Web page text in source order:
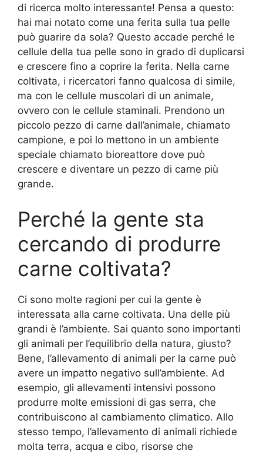
di ricerca molto interessante! Pensa a questo:
hai mai notato come una ferita sulla tua pelle
può guarire da sola? Questo accade perché le
cellule della tua pelle sono in grado di duplicarsi
e crescere fino a coprire la ferita. Nella carne
coltivata, i ricercatori fanno qualcosa di simile,
ma con le cellule muscolari di un animale,
ovvero con le cellule staminali. Prendono un
piccolo pezzo di carne dall’animale, chiamato
campione, e poi lo mettono in un ambiente
speciale chiamato bioreattore dove può
crescere e diventare un pezzo di carne più
grande.
Perché la gente sta
cercando di produrre
carne coltivata?
Ci sono molte ragioni per cui la gente è
interessata alla carne coltivata. Una delle più
grandi è l’ambiente. Sai quanto sono importanti
gli animali per l’equilibrio della natura, giusto?
Bene, l’allevamento di animali per la carne può
avere un impatto negativo sull’ambiente. Ad
esempio, gli allevamenti intensivi possono
produrre molte emissioni di gas serra, che
contribuiscono al cambiamento climatico. Allo
stesso tempo, l’allevamento di animali richiede
molta terra, acqua e cibo, risorse che